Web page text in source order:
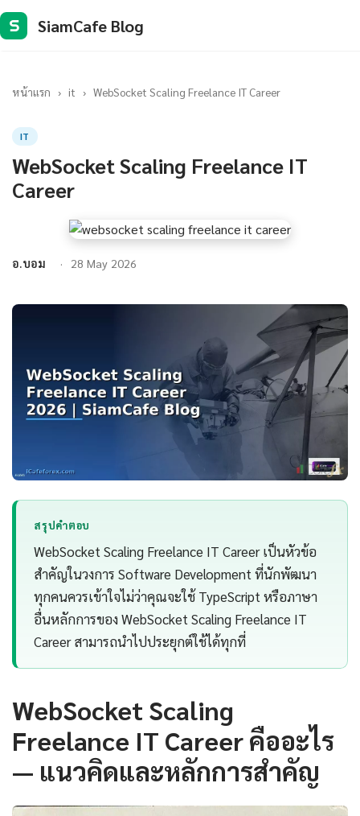
S SiamCafe Blog
หน้าแรก › it › WebSocket Scaling Freelance IT Career
IT
WebSocket Scaling Freelance IT
Career
อ.บอม 28 May 2026
สรุปคำตอบ
WebSocket Scaling Freelance IT Career เป็นหัวข้อ
สำคัญในวงการ Software Development ที่นักพัฒนา
ทุกคนควรเข้าใจไม่ว่าคุณจะใช้ TypeScript หรือภาษา
อื่นหลักการของ WebSocket Scaling Freelance IT
Career สามารถนำไปประยุกต์ใช้ได้ทุกที่
WebSocket Scaling
Freelance IT Career คืออะไร
— แนวคิดและหลักการสำคัญ